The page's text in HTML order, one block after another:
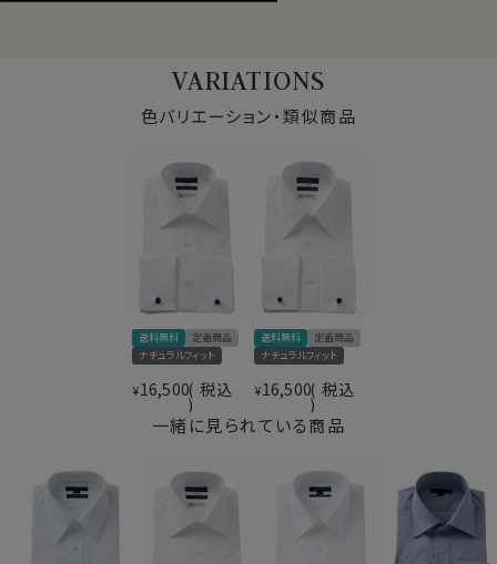
ア国内で生産される生地はソフト感・滑らかさ・肌触りに
●スーピマ綿とは？
繊維の長さが通常より長い綿（詳しくは繊維の長さが
28.6mm以上の原綿）を
といいます。
その中の1種類がアメリカ南西部が産地の
スーピマ綿
●ディテール
ボタンはインポートの高級素材に合わせて、光沢あふれ
イタリアンファブリック＝トーマスメイソン
ブロード
取り外し式
バックダーツ入り
ダブルカフス
貝ボタン(高瀬貝)
前3.2cm 後4.3cm
S-37～LL-43・3L-45･4L-47cm
トールM-88・L-90・LL-90cm
全１２サイズ
生産国
中国
▼【定番商品】欠品サイズは再入荷の予定があります
VARIATIONS
色バリエーション・類似商品
送料無料
定番商品
ナチュラルフィット
¥16,500 税込
送料無料
定番商品
ナチュラルフィット
¥16,500 税込
一緒に見られている商品